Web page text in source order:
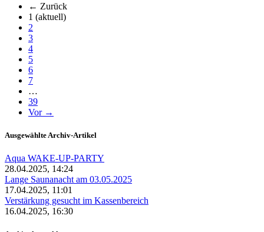
← Zurück
1 (aktuell)
2
3
4
5
6
7
…
39
Vor →
Ausgewählte Archiv-Artikel
Aqua WAKE-UP-PARTY
28.04.2025, 14:24
Lange Saunanacht am 03.05.2025
17.04.2025, 11:01
Verstärkung gesucht im Kassenbereich
16.04.2025, 16:30